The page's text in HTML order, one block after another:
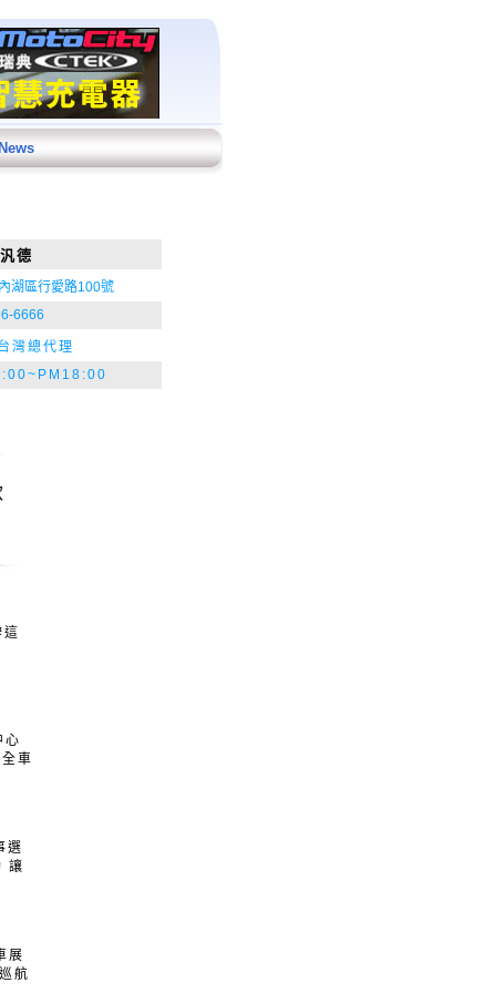
德
湖區行愛路100號
6666
灣總代理
心
車
選
讓
展
航